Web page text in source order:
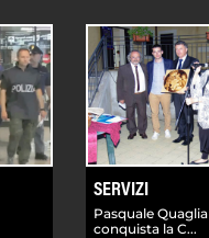
SERVIZI
Pasquale Quaglia
conquista la C...